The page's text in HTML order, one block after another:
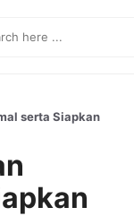
serta Siapkan